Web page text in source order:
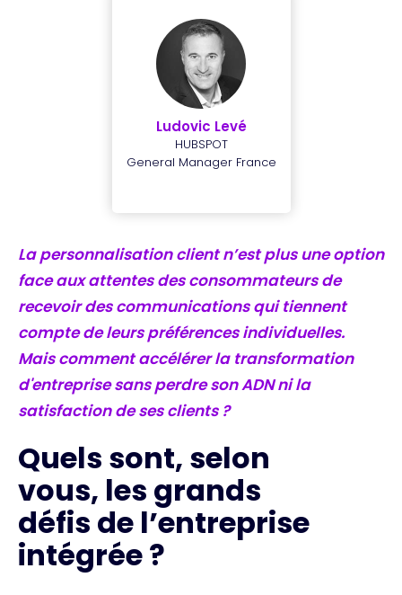
Ludovic Levé
HUBSPOT
General Manager France
La personnalisation client n’est plus une option
face aux attentes des consommateurs de
recevoir des communications qui tiennent
compte de leurs préférences individuelles.
Mais comment accélérer la transformation
d'entreprise sans perdre son ADN ni la
satisfaction de ses clients ?
Quels sont, selon
vous, les grands
défis de l’entreprise
intégrée ?